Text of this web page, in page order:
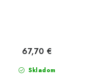
Skladom
67,70 €